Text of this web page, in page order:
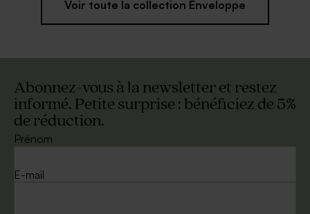
Voir toute la collection Enveloppe
Abonnez-vous à la newsletter et restez
informé. Petite surprise : bénéficiez de 5%
de réduction.
Prénom
E-mail